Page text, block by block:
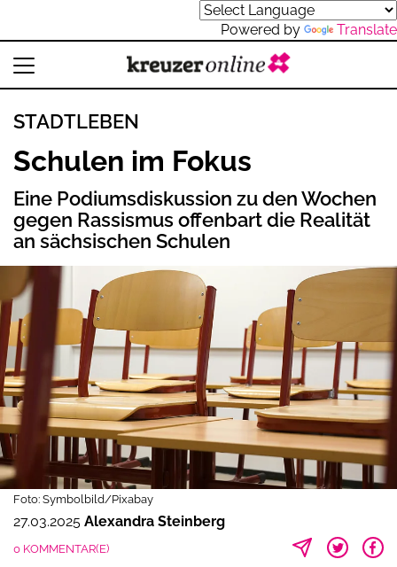
Powered by Translate
STADTLEBEN
Schulen im Fokus
Eine Podiumsdiskussion zu den Wochen
gegen Rassismus offenbart die Realität
an sächsischen Schulen
Foto: Symbolbild/Pixabay
27.03.2025 Alexandra Steinberg
0 KOMMENTAR(E)